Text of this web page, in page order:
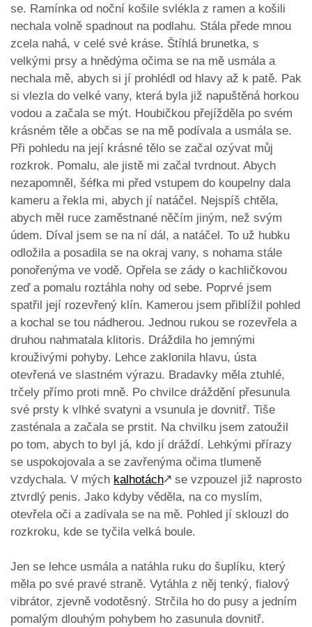
se. Ramínka od noční košile svlékla z ramen a košili
nechala volně spadnout na podlahu. Stála přede mnou
zcela nahá, v celé své kráse. Štíhlá brunetka, s
velkými prsy a hnědýma očima se na mě usmála a
nechala mě, abych si jí prohlédl od hlavy až k patě. Pak
si vlezla do velké vany, která byla již napuštěná horkou
vodou a začala se mýt. Houbičkou přejížděla po svém
krásném těle a občas se na mě podívala a usmála se.
Při pohledu na její krásné tělo se začal ozývat můj
rozkrok. Pomalu, ale jistě mi začal tvrdnout. Abych
nezapomněl, šéfka mi před vstupem do koupelny dala
kameru a řekla mi, abych jí natáčel. Nejspíš chtěla,
abych měl ruce zaměstnané něčím jiným, než svým
údem. Díval jsem se na ní dál, a natáčel. To už hubku
odložila a posadila se na okraj vany, s nohama stále
ponořenýma ve vodě. Opřela se zády o kachličkovou
zeď a pomalu roztáhla nohy od sebe. Poprvé jsem
spatřil její rozevřený klín. Kamerou jsem přiblížil pohled
a kochal se tou nádherou. Jednou rukou se rozevřela a
druhou nahmatala klitoris. Dráždila ho jemnými
krouživými pohyby. Lehce zaklonila hlavu, ústa
otevřená ve slastném výrazu. Bradavky měla ztuhlé,
trčely přímo proti mně. Po chvilce dráždění přesunula
své prsty k vlhké svatyni a vsunula je dovnitř. Tiše
zasténala a začala se prstit. Na chvilku jsem zatoužil
po tom, abych to byl já, kdo jí dráždí. Lehkými přírazy
se uspokojovala a se zavřenýma očima tlumeně
vzdychala. V mých kalhotách🡕 se vzpouzel již naprosto
ztvrdlý penis. Jako kdyby věděla, na co myslím,
otevřela oči a zadívala se na mě. Pohled jí sklouzl do
rozkroku, kde se tyčila velká boule.
Jen se lehce usmála a natáhla ruku do šuplíku, který
měla po své pravé straně. Vytáhla z něj tenký, fialový
vibrátor, zjevně vodotěsný. Strčila ho do pusy a jedním
pomalým dlouhým pohybem ho zasunula dovnitř.